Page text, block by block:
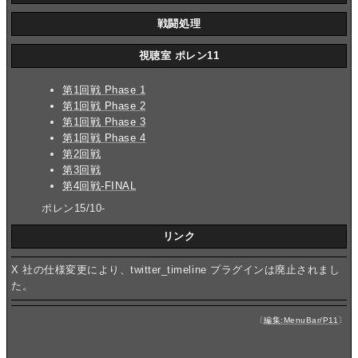
戦闘処理
視聴室 ポレン11
第1回戦 Phase 1
第1回戦 Phase 2
第1回戦 Phase 3
第1回戦 Phase 4
第2回戦
第3回戦
第4回戦-FINAL
ポレン15/10-
リンク
X 社の仕様変更により、twitter_timeline プラグインは廃止されまし
た。
〔編集:MenuBar/P11 〕